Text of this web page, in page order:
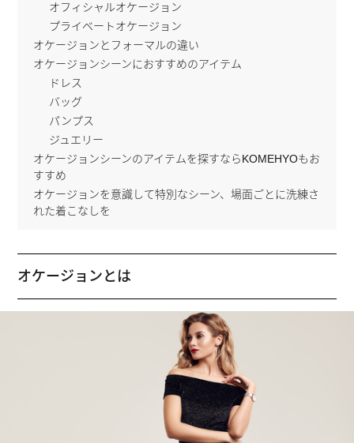
オフィシャルオケージョン
プライベートオケージョン
オケージョンとフォーマルの違い
オケージョンシーンにおすすめのアイテム
ドレス
バッグ
パンプス
ジュエリー
オケージョンシーンのアイテムを探すならKOMEHYOもお
すすめ
オケージョンを意識して特別なシーン、場面ごとに洗練さ
れた着こなしを
オケージョンとは